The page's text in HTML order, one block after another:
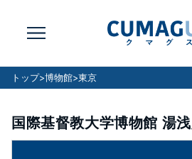
トップ>博物館>東京
国際基督教大学博物館 湯